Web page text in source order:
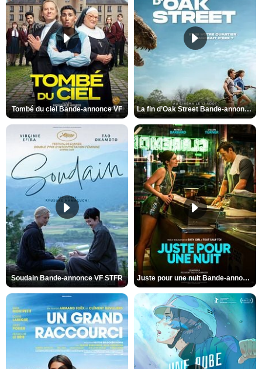
Tombé du ciel Bande-annonce VF La fin d’Oak Street Bande-annonce VO STFR
Soudain Bande-annonce VF STFR Juste pour une nuit Bande-annonce VO STFR